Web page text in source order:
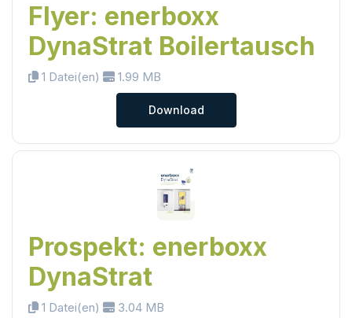
Flyer: enerboxx
DynaStrat Boilertausch
1 Datei(en) 1.99 MB
Download
Prospekt: enerboxx
DynaStrat
1 Datei(en) 3.04 MB